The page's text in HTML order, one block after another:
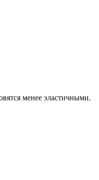
менее эластичными.